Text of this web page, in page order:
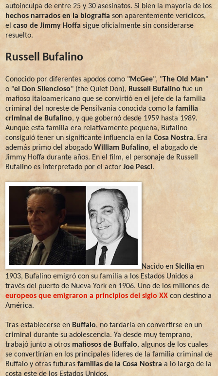
autoinculpa de entre 25 y 30 asesinatos. Si bien la mayoría de los
hechos narrados en la biografía son aparentemente verídicos,
el caso de Jimmy Hoffa sigue oficialmente sin considerarse
resuelto.
Russell Bufalino
Conocido por diferentes apodos como "McGee", "The Old Man"
o "el Don Silencioso" (the Quiet Don), Russell Bufalino fue un
mafioso italoamericano que se convirtió en el jefe de la familia
criminal del noreste de Pensilvania conocida como la familia
criminal de Bufalino, y que gobernó desde 1959 hasta 1989.
Aunque esta familia era relativamente pequeña, Bufalino
consiguió tener un significante influencia en la Cosa Nostra. Era
además primo del abogado William Bufalino, el abogado de
Jimmy Hoffa durante años. En el film, el personaje de Russell
Bufalino es interpretado por el actor Joe Pesci.
Nacido en Sicilia en
1903, Bufalino emigró con su familia a los Estados Unidos a
través del puerto de Nueva York en 1906. Uno de los millones de
europeos que emigraron a principios del siglo XX con destino a
América.
Tras establecerse en Buffalo, no tardaría en convertirse en un
criminal durante su adolescencia. Ya desde muy temprano,
trabajó junto a otros mafiosos de Buffalo, algunos de los cuales
se convertirían en los principales líderes de la familia criminal de
Buffalo y otras futuras familias de la Cosa Nostra a lo largo de la
costa este de los Estados Unidos.